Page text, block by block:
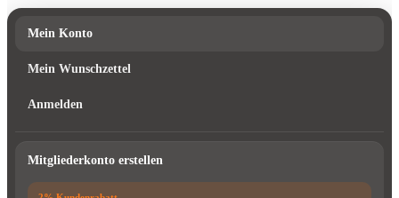
Mein Konto
Mein Wunschzettel
Anmelden
Mitgliederkonto erstellen